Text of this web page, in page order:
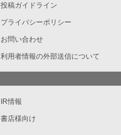
投稿ガイドライン
プライバシーポリシー
お問い合わせ
利用者情報の外部送信について
IR情報
書店様向け